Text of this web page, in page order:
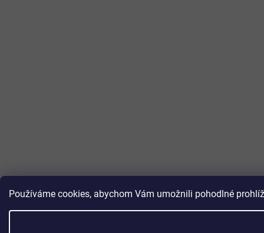
Používáme cookies, abychom Vám umožnili pohodlné